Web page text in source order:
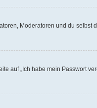
Moderatoren und du selbst
auf „Ich habe mein Passwort